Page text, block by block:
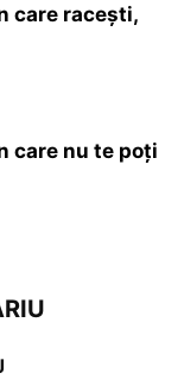
care racești,
care nu te poți